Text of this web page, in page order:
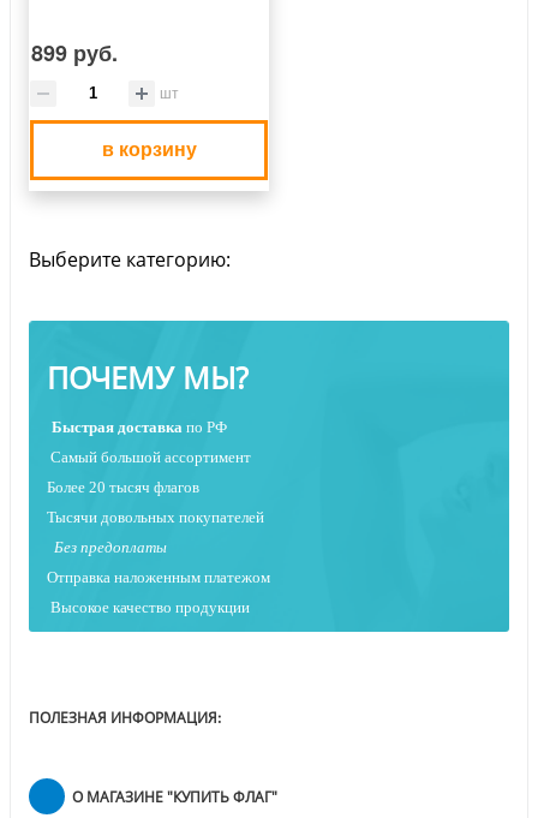
899 руб.
шт
в корзину
Выберите категорию:
ПОЧЕМУ МЫ?
Быстрая доставка по РФ
Самый большой ассортимент
Более 20 тысяч флагов
Тысячи довольных покупателей
Без предоплаты
Отправка наложенным платежом
Высокое качество продукции
ПОЛЕЗНАЯ ИНФОРМАЦИЯ:
О МАГАЗИНЕ "КУПИТЬ ФЛАГ"